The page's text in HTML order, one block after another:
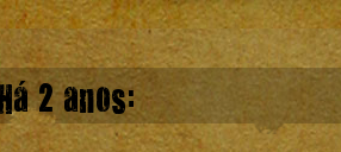
2 anos: